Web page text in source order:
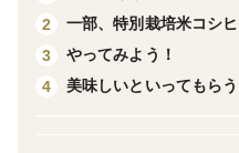
＝＝ご確認＝＝
梱包は簡易包装のみの対
ざいません）
2
一部、特別栽培米コシ
3
やってみよう！
4
美味しいといってもらう